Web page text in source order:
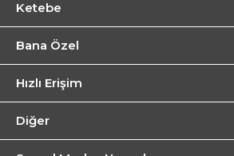
Ketebe
Bana Özel
Hızlı Erişim
Diğer